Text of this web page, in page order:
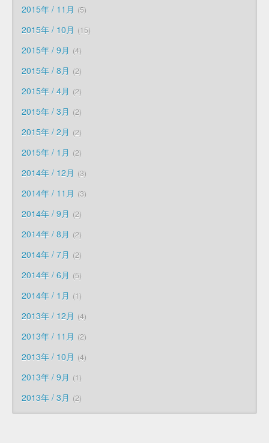
2015年 / 11月 5
2015年 / 10月 15
2015年 / 9月 4
2015年 / 8月 2
2015年 / 4月 2
2015年 / 3月 2
2015年 / 2月 2
2015年 / 1月 2
2014年 / 12月 3
2014年 / 11月 3
2014年 / 9月 2
2014年 / 8月 2
2014年 / 7月 2
2014年 / 6月 5
2014年 / 1月 1
2013年 / 12月 4
2013年 / 11月 2
2013年 / 10月 4
2013年 / 9月 1
2013年 / 3月 2